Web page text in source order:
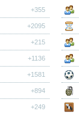
+355
+2095
+215
+1136
+1581
+894
+249